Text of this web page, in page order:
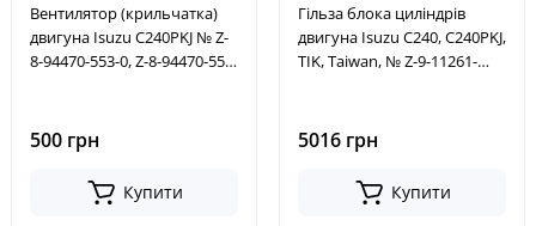
Вентилятор (крильчатка)
двигуна Isuzu C240PKJ № Z-
8-94470-553-0, Z-8-94470-553-
500 грн
Купити
Гільза блока циліндрів
двигуна Isuzu C240, С240PKJ,
TIK, Taiwan, № Z-9-11261-
5016 грн
Купити